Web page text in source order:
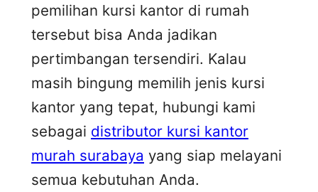
pemilihan kursi kantor di rumah
tersebut bisa Anda jadikan
pertimbangan tersendiri. Kalau
masih bingung memilih jenis kursi
kantor yang tepat, hubungi kami
sebagai distributor kursi kantor
murah surabaya yang siap melayani
semua kebutuhan Anda.